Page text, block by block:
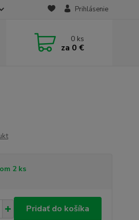
Prihlásenie
0 ks
za 0 €
2 ks
Pridať do košíka